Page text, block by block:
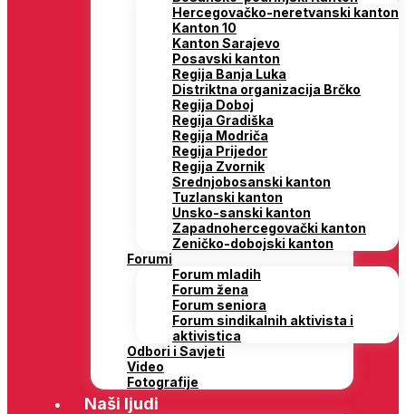
Hercegovačko-neretvanski kanton
Kanton 10
Kanton Sarajevo
Posavski kanton
Regija Banja Luka
Distriktna organizacija Brčko
Regija Doboj
Regija Gradiška
Regija Modriča
Regija Prijedor
Regija Zvornik
Srednjobosanski kanton
Tuzlanski kanton
Unsko-sanski kanton
Zapadnohercegovački kanton
Zeničko-dobojski kanton
Forumi
Forum mladih
Forum žena
Forum seniora
Forum sindikalnih aktivista i
aktivistica
Odbori i Savjeti
Video
Fotografije
Naši ljudi